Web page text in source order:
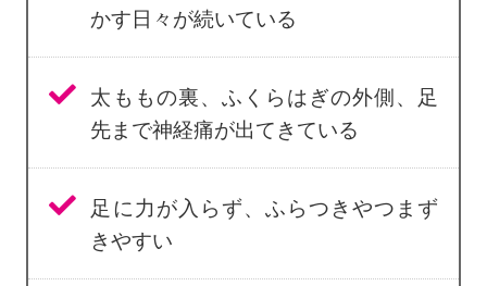
かす日々が続いている
太ももの裏、ふくらはぎの外側、足
先まで神経痛が出てきている
足に力が入らず、ふらつきやつまず
きやすい